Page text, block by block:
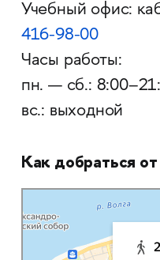
Учебный офис:
416-98-00
Часы работы:
пн. — сб.:
вс.: выходной
Как добраться